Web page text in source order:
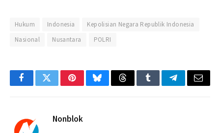
Hukum Indonesia
Kepolisian Negara Republik Indonesia
Nasional
Nusantara POLRI
FacebookTwitterPinterestBlueskyThreadsTumblrTelegramEmail
Nonblok